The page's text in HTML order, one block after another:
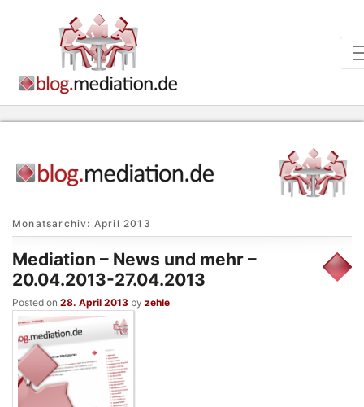
Monatsarchiv: April 2013
Mediation – News und mehr –
20.04.2013-27.04.2013
Posted on 28. April 2013 by zehle